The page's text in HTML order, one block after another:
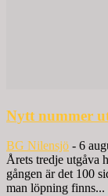
Nytt nummer
BG Nilensjö - 6
Årets tredje utgåva
gången är det 100
man löpning finns...